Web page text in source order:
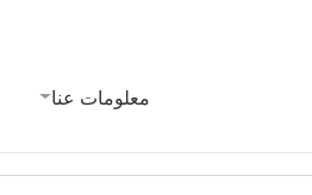
معلومات عنا